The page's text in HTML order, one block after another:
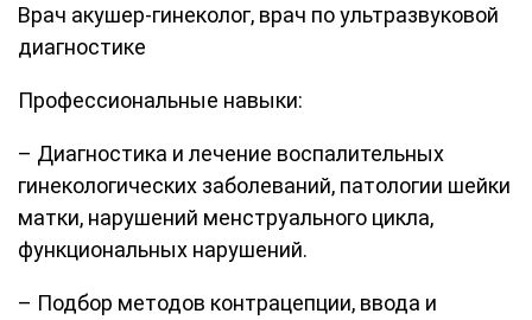
Врач акушер-гинеколог, врач по ультразвуковой
диагностике
Профессиональные навыки:
– Диагностика и лечение воспалительных
гинекологических заболеваний, патологии шейки
матки, нарушений менструального цикла,
функциональных нарушений.
– Подбор методов контрацепции, ввода и